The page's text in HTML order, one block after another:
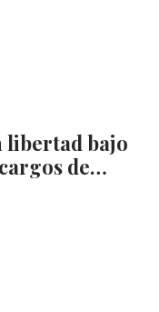
libertad bajo
de…